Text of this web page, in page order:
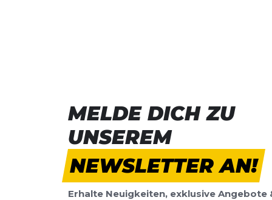
MELDE DICH ZU
UNSEREM
NEWSLETTER AN!
Erhalte Neuigkeiten, exklusive Angebote